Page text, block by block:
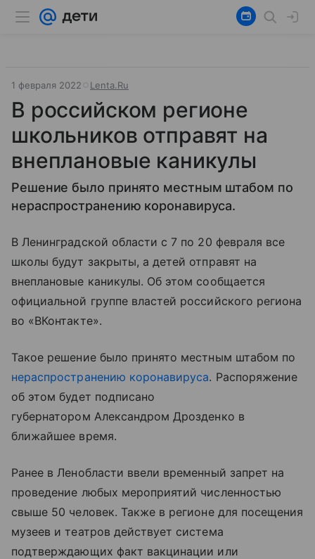
1 февраля 2022 Lenta.Ru
В российском регионе
школьников отправят на
внеплановые каникулы
Решение было принято местным штабом по
нераспространению коронавируса.
В Ленинградской области с 7 по 20 февраля все
школы будут закрыты, а детей отправят на
внеплановые каникулы. Об этом сообщается
официальной группе властей российского региона
во «ВКонтакте».
Такое решение было принято местным штабом по
нераспространению коронавируса. Распоряжение
об этом будет подписано
губернатором Александром Дрозденко в
ближайшее время.
Ранее в Ленобласти ввели временный запрет на
проведение любых мероприятий численностью
свыше 50 человек. Также в регионе для посещения
музеев и театров действует система
подтверждающих факт вакцинации или